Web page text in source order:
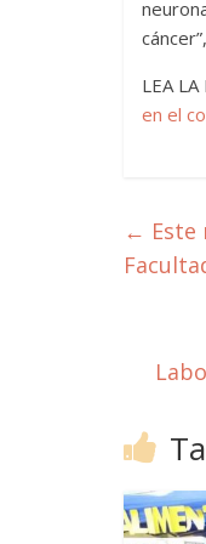
LEA
en el
← Este